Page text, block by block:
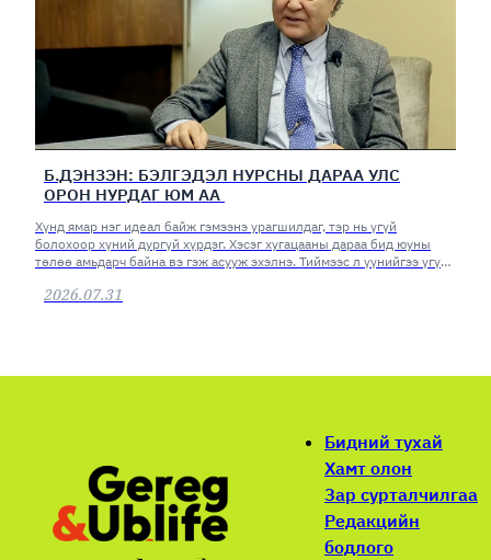
Б.ДЭНЗЭН: БЭЛГЭДЭЛ НУРСНЫ ДАРАА УЛС
ОРОН НУРДАГ ЮМ АА
Хүнд ямар нэг идеал байж гэмээнэ урагшилдаг, тэр нь үгүй
болохоор хүний дургүй хүрдэг. Хэсэг хугацааны дараа бид юуны
төлөө амьдарч байна вэ гэж асууж эхэлнэ. Тиймээс л үүнийгээ үгүй
2026.07.31
Бидний тухай
Хамт олон
Зар сурталчилгаа
Редакцийн
бодлого